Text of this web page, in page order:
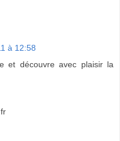
à 12:58
et découvre avec plaisir la